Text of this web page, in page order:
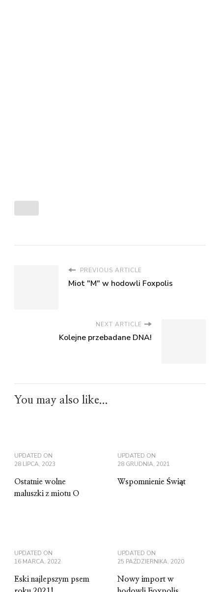
PREVIOUS ARTICLE
Miot "M" w hodowli Foxpolis
NEXT ARTICLE
Kolejne przebadane DNA!
You may also like...
UPDATED ON
28 LIPCA, 2023
Ostatnie wolne
maluszki z miotu O
UPDATED ON
28 GRUDNIA, 2021
Wspomnienie Świąt
UPDATED ON
16 MARCA, 2022
Eski najlepszym psem
UPDATED ON
25 PAŹDZIERNIKA, 2020
Nowy import w